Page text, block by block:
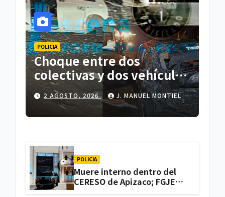
POLICIA
Choque entre dos
colectivas y dos vehículos
deja cinco personas
lesionadas en Atlihuetzia
2 AGOSTO, 2026 J. MANUEL MONTIEL
POLICIA
Muere interno dentro del
CERESO de Apizaco; FGJE